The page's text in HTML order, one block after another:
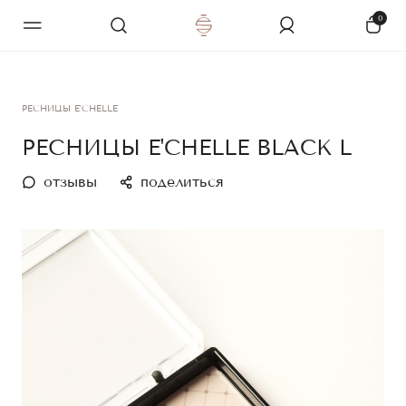
0
РЕСНИЦЫ E'CHELLE
РЕСНИЦЫ E'CHELLE BLACK L
отзывы поделиться